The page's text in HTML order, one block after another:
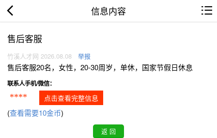
信息内容
售后客服
竹溪人才网 2026.08.08 举报
售后客服20名，女性，20-30周岁，单休，国家节假日休息
联系人手机/微信：
**** 点击查看完整信息
(查看需要10金币)